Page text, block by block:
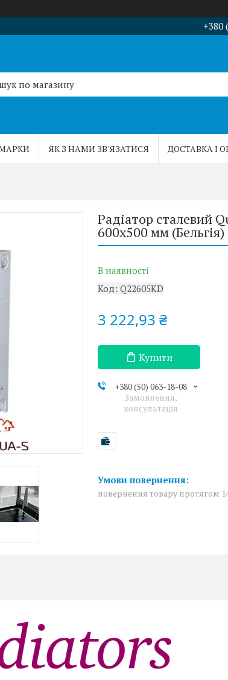
+380
ЯК З НАМИ ЗВ'ЯЗАТИСЯ ДОСТАВКА І
Радіатор сталевий
600x500 мм
В наявності
Код: Q22605KD
3 222,93 ₴
Купити
+380 (50) 063-18-08
Замовлення,
консультація
повернення товару протягом